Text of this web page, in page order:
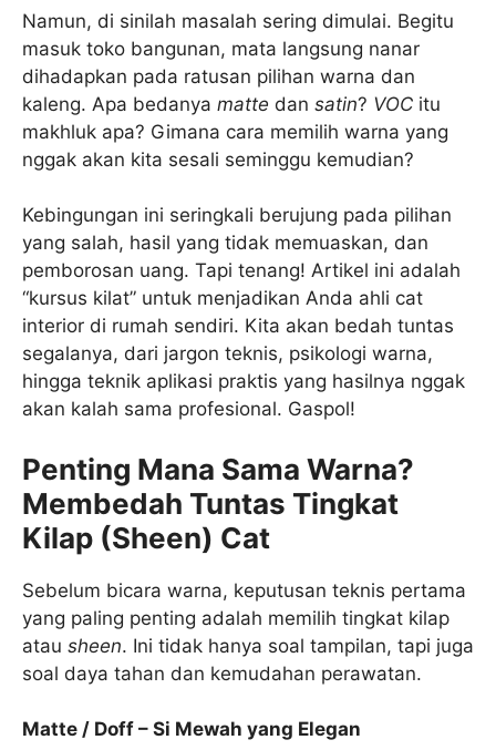
Namun, di sinilah masalah sering dimulai. Begitu
masuk toko bangunan, mata langsung nanar
dihadapkan pada ratusan pilihan warna dan
kaleng. Apa bedanya matte dan satin? VOC itu
makhluk apa? Gimana cara memilih warna yang
nggak akan kita sesali seminggu kemudian?
Kebingungan ini seringkali berujung pada pilihan
yang salah, hasil yang tidak memuaskan, dan
pemborosan uang. Tapi tenang! Artikel ini adalah
“kursus kilat” untuk menjadikan Anda ahli cat
interior di rumah sendiri. Kita akan bedah tuntas
segalanya, dari jargon teknis, psikologi warna,
hingga teknik aplikasi praktis yang hasilnya nggak
akan kalah sama profesional. Gaspol!
Penting Mana Sama Warna?
Membedah Tuntas Tingkat
Kilap (Sheen) Cat
Sebelum bicara warna, keputusan teknis pertama
yang paling penting adalah memilih tingkat kilap
atau sheen. Ini tidak hanya soal tampilan, tapi juga
soal daya tahan dan kemudahan perawatan.
Matte / Doff – Si Mewah yang Elegan